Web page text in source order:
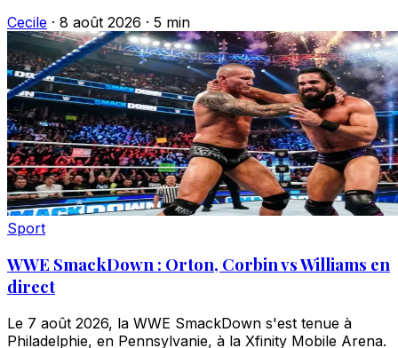
Cecile · 8 août 2026 · 5 min
Sport
WWE SmackDown : Orton, Corbin vs Williams en
direct
Le 7 août 2026, la WWE SmackDown s'est tenue à
Philadelphie, en Pennsylvanie, à la Xfinity Mobile Arena.